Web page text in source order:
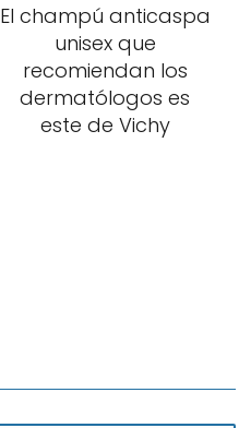
El champú anticaspa
unisex que
recomiendan los
dermatólogos es
este de Vichy